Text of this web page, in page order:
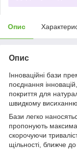
Опис
Опис
Інноваційні бази
поєднання
покриття для
швидкому
Бази легко
пропонують
скорочуючи
щільності, ближче